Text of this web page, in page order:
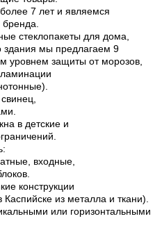
7 лет и являемся
стеклопакеты для дома,
здания мы предлагаем 9
уровнем защиты от морозов,
в детские и
входные,
конструкции
из металла и ткани).
или горизонтальными